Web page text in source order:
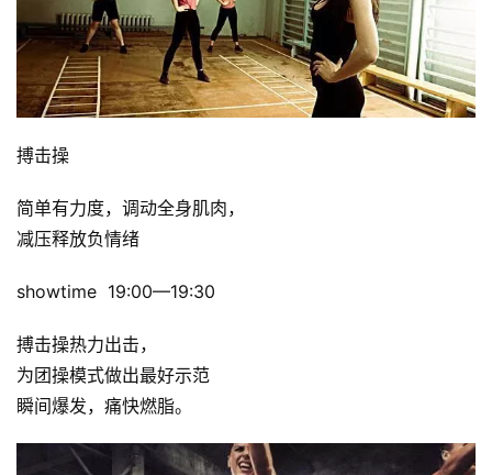
搏击操
简单有力度，调动全身肌肉，
减压释放负情绪
showtime  19:00—19:30
搏击操热力出击，
为团操模式做出最好示范
瞬间爆发，痛快燃脂。